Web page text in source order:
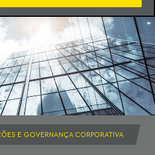
E GOVERNANÇA CORPORATIVA